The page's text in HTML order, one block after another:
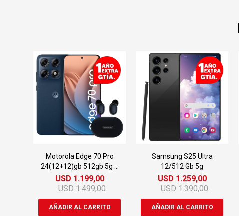
Motorola Edge 70 Pro
24(12+12)gb 512gb 5g +
Regalo
USD 1.199,00
USD 1.499,00
Samsung S25 Ultra
12/512 Gb 5g
USD 1.259,00
USD 1.390,00